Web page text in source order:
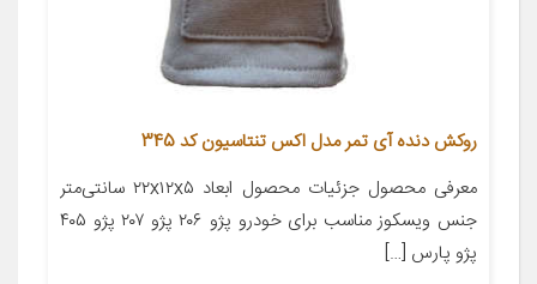
روکش دنده آی تمر مدل اکس تنتاسیون کد 345
معرفی محصول جزئیات محصول ابعاد ۲۲x۱۲x۵ سانتی‌متر
جنس ویسکوز مناسب برای خودرو پژو ۲۰۶ پژو ۲۰۷ پژو ۴۰۵
پژو پارس […]